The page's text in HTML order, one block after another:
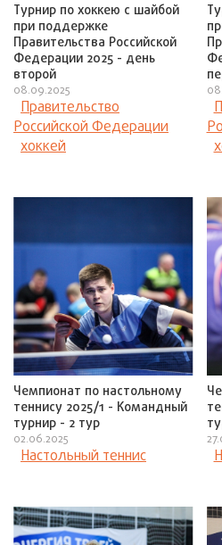
Турнир по хоккею с шайбой
при поддержке
Правительства Российской
Федерации 2025 - день
второй
08.09.2025
Правительство
Российской Федерации
хоккей
Чемпионат по настольному
теннису 2025/1 - Командный
турнир - 2 тур
02.06.2025
Настольный теннис